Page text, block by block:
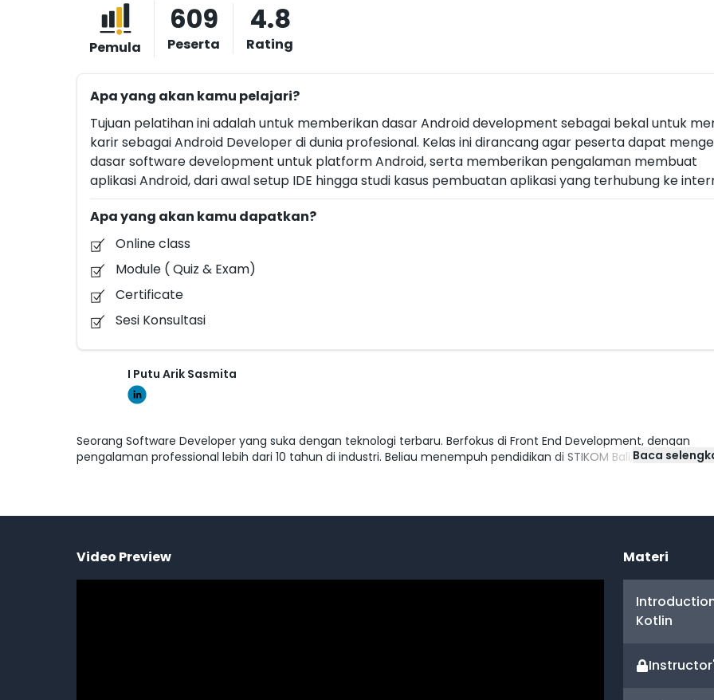
melakukan coding aplikasi atau perangkat lunak pada sistem operasi Android. Tujuan Khusus: 1. Peserta
memahami dasar pengembangan sistem operasi Android untuk meniti karier sebagai Android
Peserta mampu mengenal dasar pengembangan perangkat lunak untuk platform Android 3. Peserta
mendapat pengalaman membuat aplikasi Android, dari awal setup IDE hingga studi kasus pembuatan
aplikasi yang terhubung ke internet Kelompok Sasaran: 1. Minimal Pendidikan SMA 2. Mempunyai
Smartphone, Komputer atau Laptop untuk belajar 3. Memiliki Koneksi Internet yag bagus 4. Mempunyai
aplikasi kotlin Sesi Konsultasi: Setiap Senin, jam 17.00 WIB- 18.00 WIB Peserta harus menyelesaikan semua
materi sebelum mengikuti sesi konsultasi.
Pemula
609
Peserta
4.8
Rating
Apa yang akan kamu pelajari?
Tujuan pelatihan ini adalah untuk memberikan dasar Android development sebagai bekal untuk
karir sebagai Android Developer di dunia profesional. Kelas ini dirancang agar peserta dapat
dasar software development untuk platform Android, serta memberikan pengalaman membuat
aplikasi Android, dari awal setup IDE hingga studi kasus pembuatan aplikasi yang terhubung ke
Apa yang akan kamu dapatkan?
Online class
Module ( Quiz & Exam)
Certificate
Sesi Konsultasi
I Putu Arik Sasmita
Seorang Software Developer yang suka dengan teknologi terbaru. Berfokus di Front End Development, dengan
pengalaman professional lebih dari 10 tahun di industri. Beliau menempuh pendidikan di STIKOM Bali, Sistem
Baca
Video Preview Materi
Kotlin